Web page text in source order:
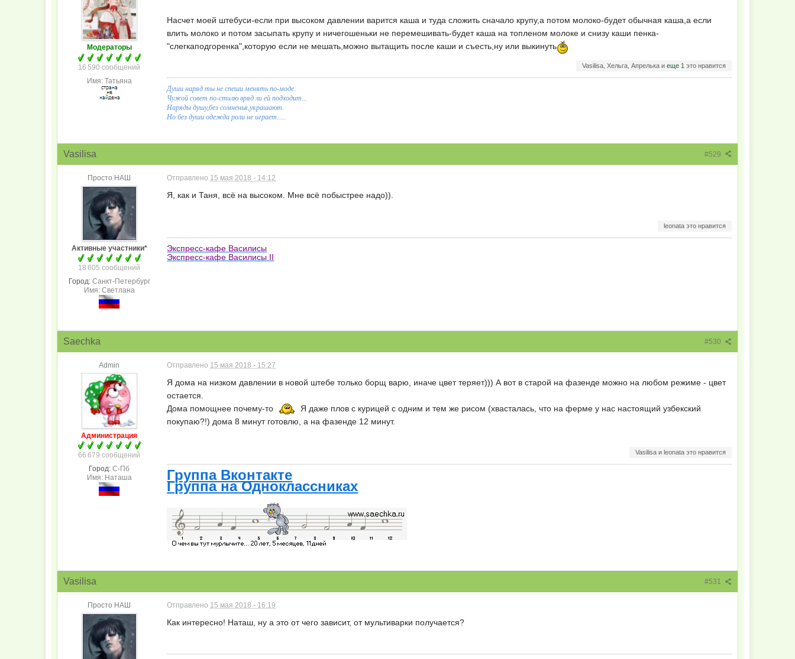
Модераторы
16 590 сообщений
Имя: Татьяна
Насчет моей штебуси-если при высоком давлении варится каша и туда сложить сначало крупу,а потом молоко-будет обычная каша,а если
влить молоко и потом засыпать крупу и ничегошеньки не перемешивать-будет каша на топленом молоке и снизу каши пенка-
"слегкаподгоренка",которую если не мешать,можно вытащить после каши и съесть,ну или выкинуть
Vasilisa, Хельга, Апрелька и еще 1 это нравится
Души наряд ты не спеши менять по-моде.
Чужой совет по-стилю вряд ли ей подходит...
Наряды душу,без сомненья,украшают.
Но без души одежда роли не играет.....
#529
Vasilisa
Просто НАШ
Активные участники*
18 605 сообщений
Город: Санкт-Петербург
Имя: Светлана
Отправлено 15 мая 2018 - 14:12
Я, как и Таня, всё на высоком. Мне всё побыстрее надо)).
leonata это нравится
Экспресс-кафе Василисы
Экспресс-кафе Василисы II
#530
Saechka
Admin
Администрация
66 679 сообщений
Город: С-Пб
Имя: Наташа
Отправлено 15 мая 2018 - 15:27
Я дома на низком давлении в новой штебе только борщ варю, иначе цвет теряет))) А вот в старой на фазенде можно на любом режиме - цвет
остается.
Дома помощнее почему-то
Я даже плов с курицей с одним и тем же рисом (хвасталась, что на ферме у нас настоящий узбекский
покупаю?!) дома 8 минут готовлю, а на фазенде 12 минут.
Vasilisa и leonata это нравится
Группа Вконтакте
Группа на Одноклассниках
#531
Vasilisa
Просто НАШ Отправлено 15 мая 2018 - 16:19
Как интересно! Наташ, ну а это от чего зависит, от мультиварки получается?